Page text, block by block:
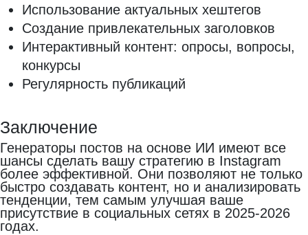
Использование актуальных хештегов
Создание привлекательных заголовков
Интерактивный контент: опросы, вопросы,
конкурсы
Регулярность публикаций
Заключение
Генераторы постов на основе ИИ имеют все
шансы сделать вашу стратегию в Instagram
более эффективной. Они позволяют не только
быстро создавать контент, но и анализировать
тенденции, тем самым улучшая ваше
присутствие в социальных сетях в 2025-2026
годах.